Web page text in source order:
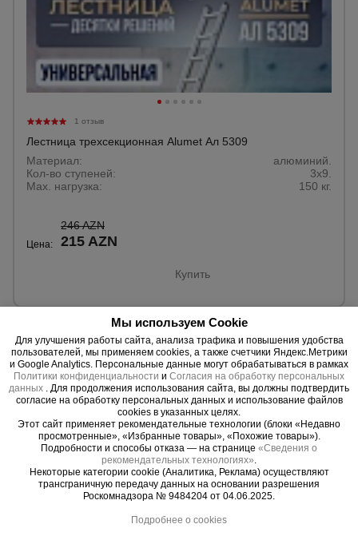
1 отзыв
Лестница трехсекционная Alumet Ал 5309
Материал:
алюминий.
Кол-во ступеней:
3х9.
Max. нагрузка:
150 кг.
Цена:
246 AZN
215 AZN
Купить
Мы используем Cookie
Для улучшения работы сайта, анализа трафика и повышения удобства
пользователей, мы применяем cookies, а также счетчики Яндекс.Метрики
и Google Analytics. Персональные данные могут обрабатываться в рамках
Политики конфиденциальности и Согласия на обработку персональных
данных . Для продолжения использования сайта, вы должны подтвердить
согласие на обработку персональных данных и использование файлов
cookies в указанных целях.
Этот сайт применяет рекомендательные технологии (блоки «Недавно
просмотренные», «Избранные товары», «Похожие товары»).
Подробности и способы отказа — на странице «Сведения о
рекомендательных технологиях».
Некоторые категории cookie (Аналитика, Реклама) осуществляют
трансграничную передачу данных на основании разрешения
Роскомнадзора № 9484204 от 04.06.2025.
Подробнее о cookies